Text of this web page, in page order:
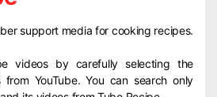
support media for cooking recipes.
videos by carefully selecting the
YouTube. You can search only